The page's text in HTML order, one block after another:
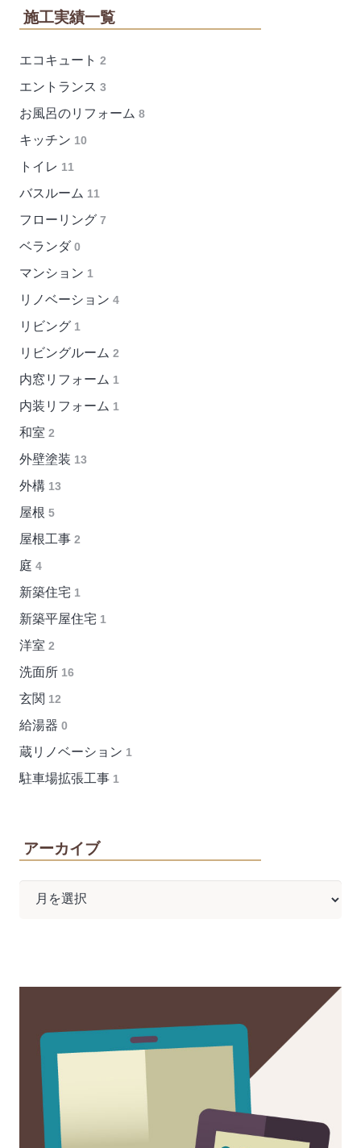
施工実績一覧
エコキュート 2
エントランス 3
お風呂のリフォーム 8
キッチン 10
トイレ 11
バスルーム 11
フローリング 7
ベランダ 0
マンション 1
リノベーション 4
リビング 1
リビングルーム 2
内窓リフォーム 1
内装リフォーム 1
和室 2
外壁塗装 13
外構 13
屋根 5
屋根工事 2
庭 4
新築住宅 1
新築平屋住宅 1
洋室 2
洗面所 16
玄関 12
給湯器 0
蔵リノベーション 1
駐車場拡張工事 1
アーカイブ